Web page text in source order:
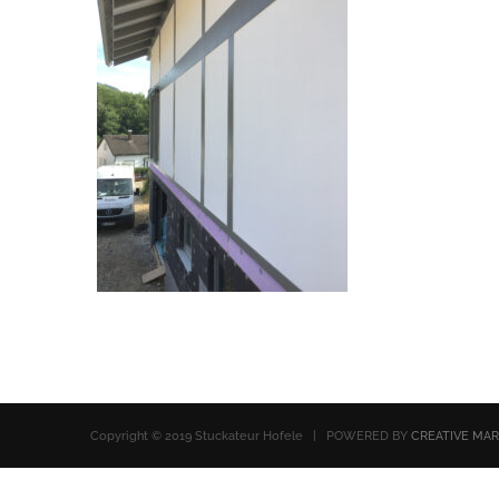
Copyright © 2019 Stuckateur Hofele | POWERED BYCREATIVE